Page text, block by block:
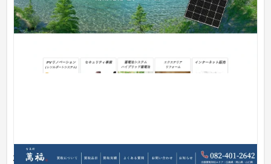
株式会社萬福美術品店さま 買取サイト